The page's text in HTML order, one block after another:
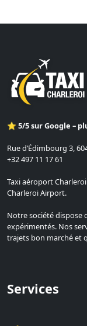
⭐ 5/5 sur Google –
Rue d’Édimbourg 3,
+32 497 11 17 61
Taxi aéroport
Charleroi Airport.
Notre société dispose
expérimentés. Nos
trajets bon marché et
Services